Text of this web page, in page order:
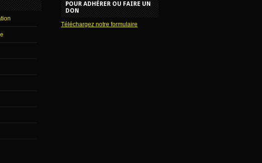
POUR ADHÉRER OU FAIRE UN
DON
Téléchargez notre formulaire